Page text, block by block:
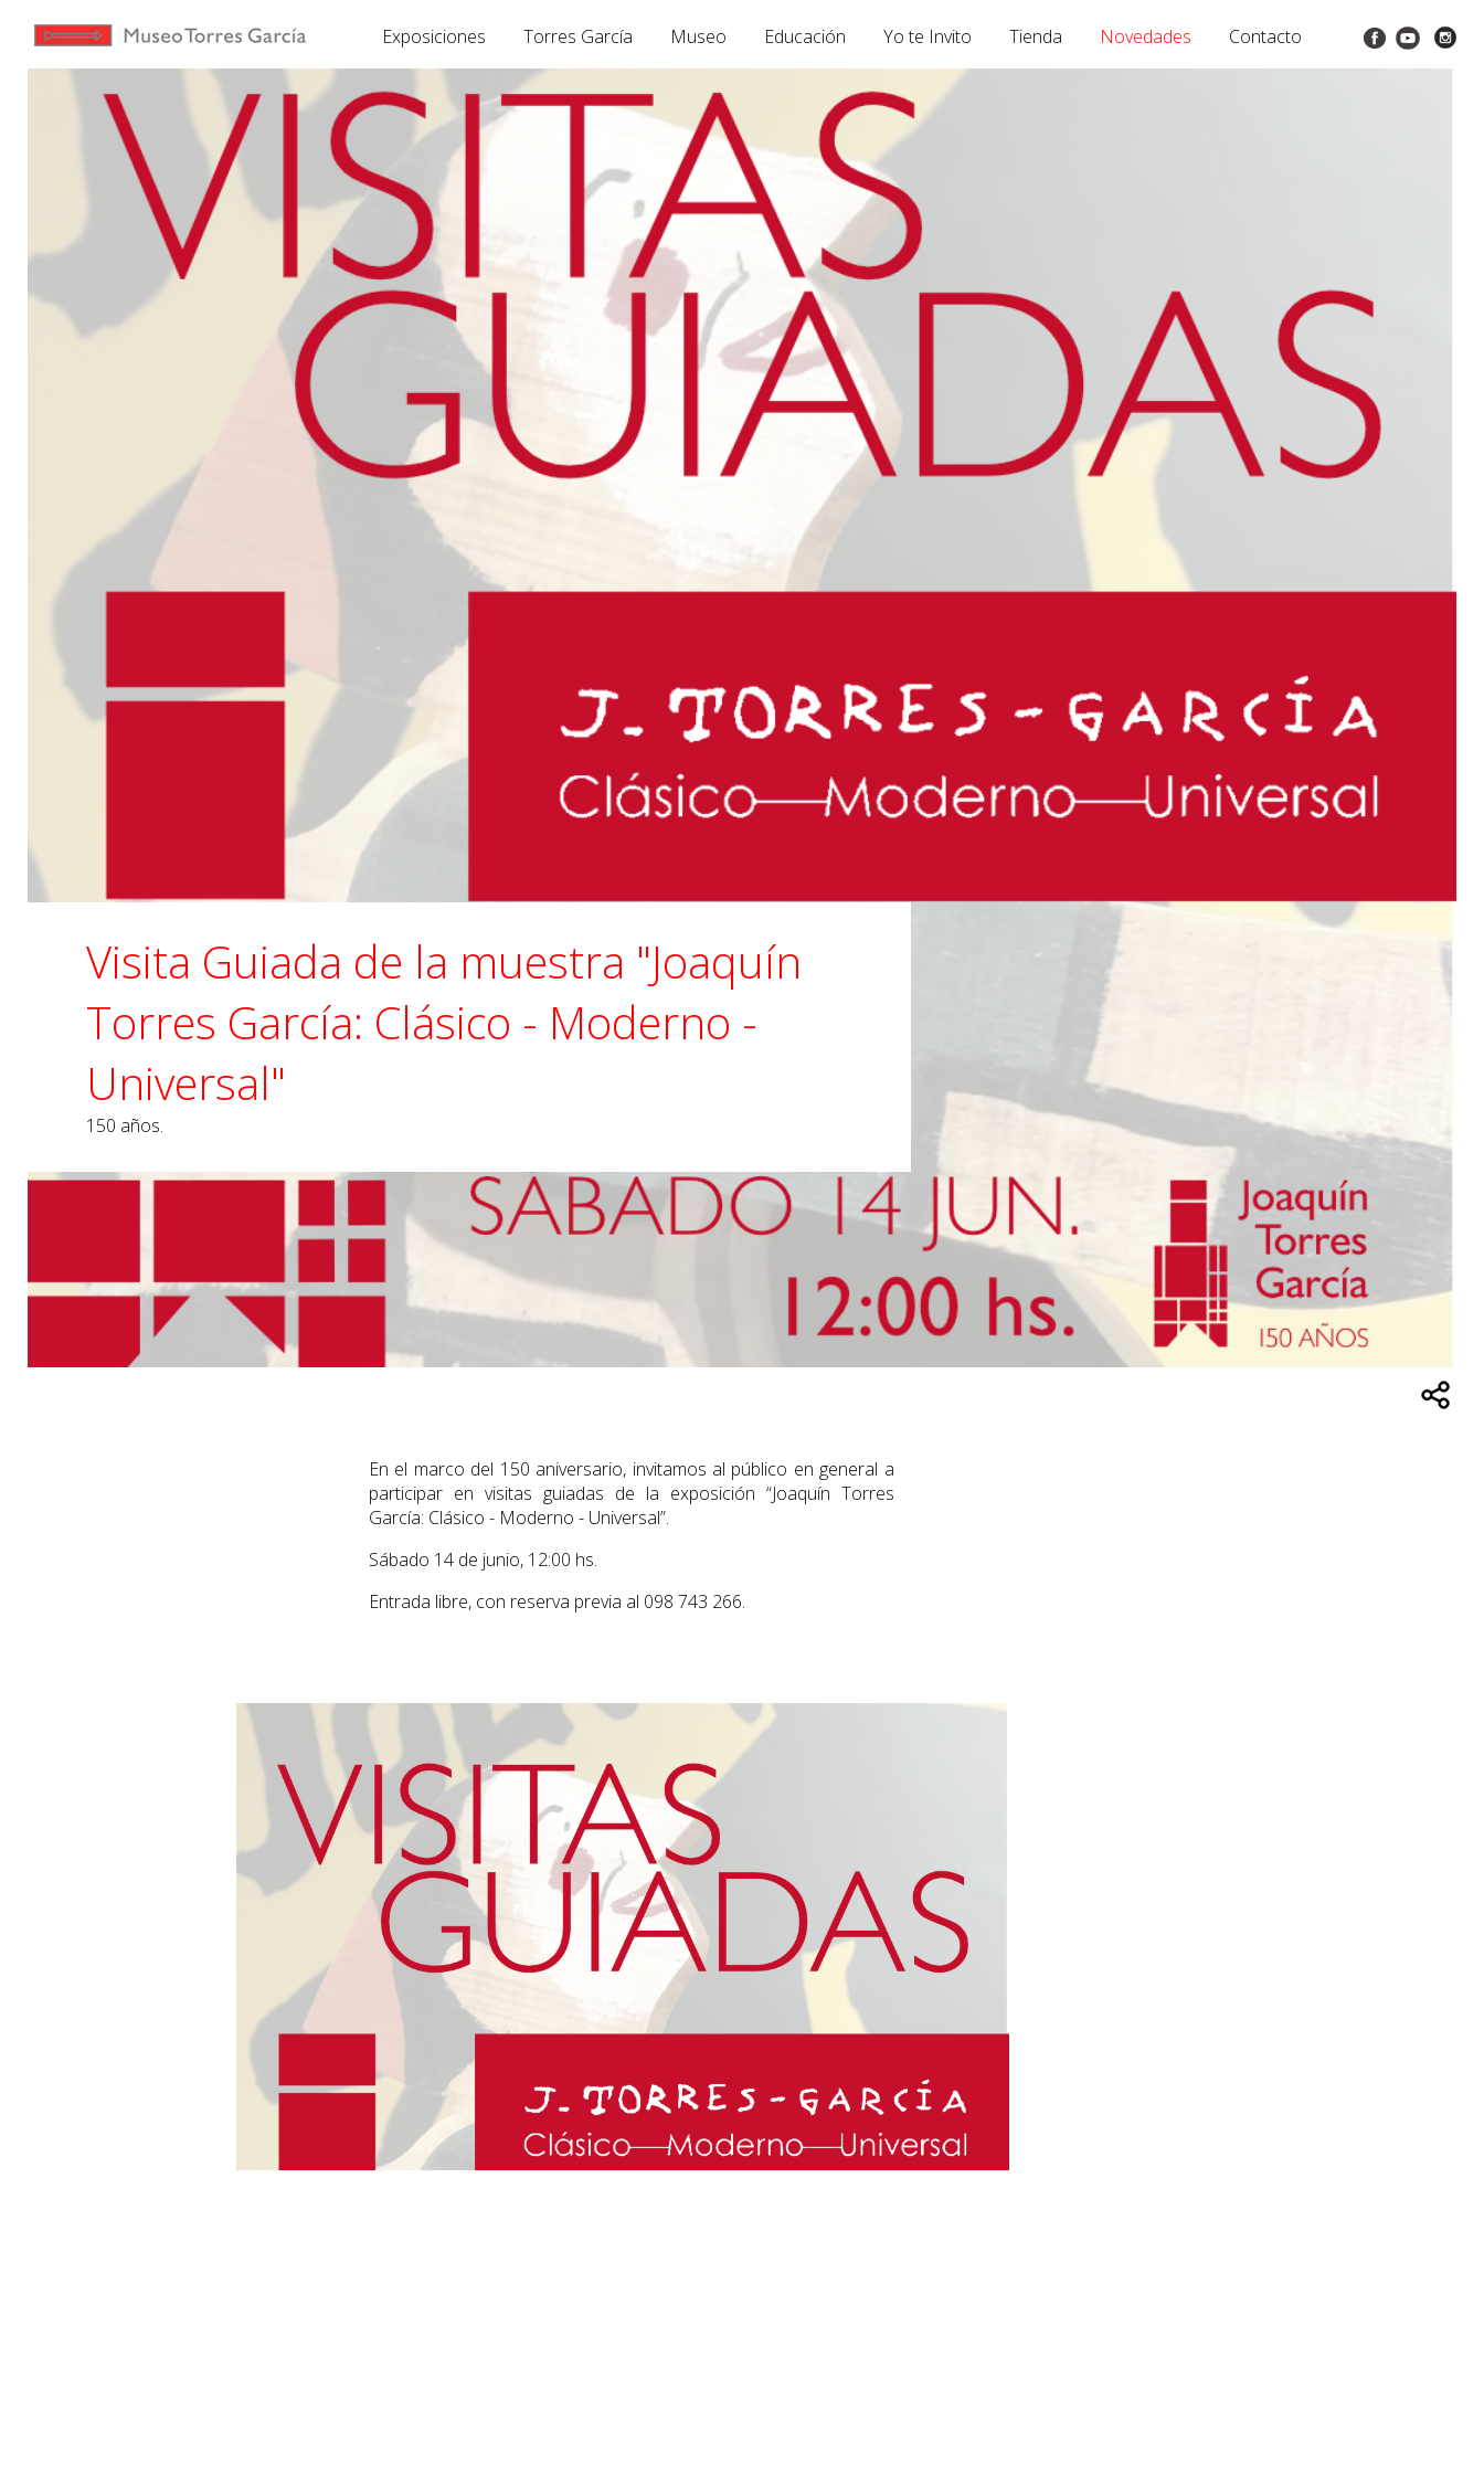
Exposiciones
Torres
Museo
Novedades
Contacto
Exposiciones Torres García Museo Educación Yo te Invito Tienda Novedades Contacto
Visita Guiada de la muestra "Joaquín
Torres García: Clásico - Moderno -
Universal"
150 años.
En el marco del 150 aniversario, invitamos al público en general a
participar en visitas guiadas de la exposición “Joaquín Torres
García: Clásico - Moderno - Universal”.
Sábado 14 de junio, 12:00 hs.
Entrada libre, con reserva previa al 098 743 266.